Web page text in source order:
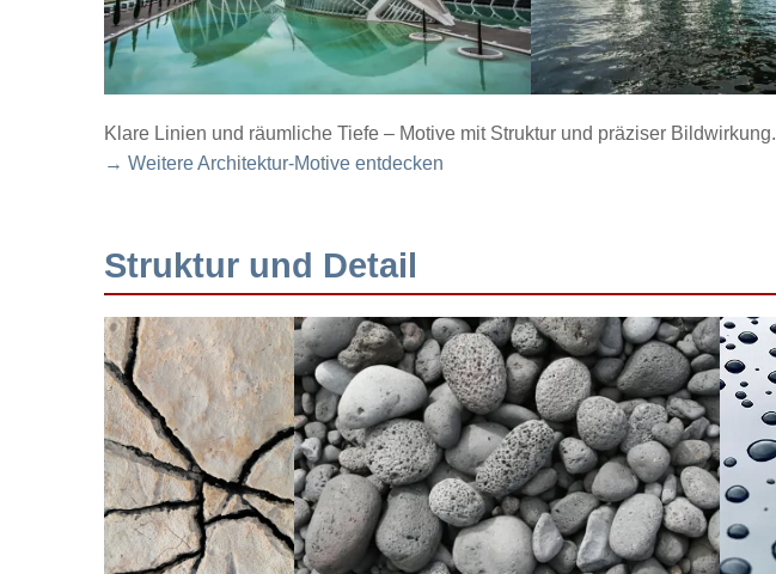
Klare Linien und räumliche Tiefe – Motive mit Struktur und präziser Bildwirkung.
→ Weitere Architektur-Motive entdecken
Struktur und Detail